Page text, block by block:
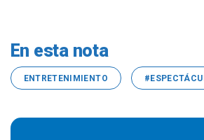
En esta nota
ENTRETENIMIENTO